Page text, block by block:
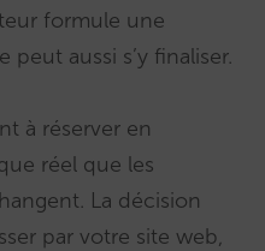
formule une
peut aussi s’y finaliser.
à réserver en
réel que les
La décision
par votre site web,